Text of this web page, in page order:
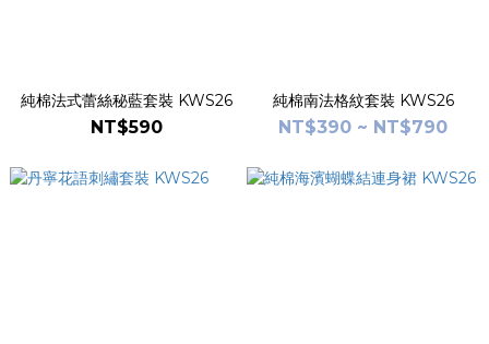
純棉法式蕾絲秘藍套裝 KWS26
NT$590
純棉南法格紋套裝 KWS26
NT$390 ~ NT$790